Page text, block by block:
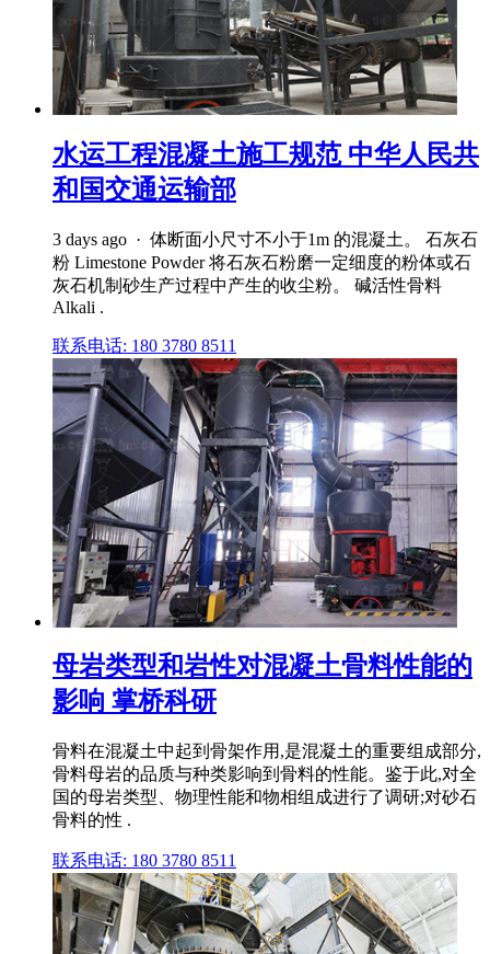
水运工程混凝土施工规范 中华人民共
和国交通运输部
3 days ago · 体断面小尺寸不小于1m 的混凝土。 石灰石
粉 Limestone Powder 将石灰石粉磨一定细度的粉体或石
灰石机制砂生产过程中产生的收尘粉。 碱活性骨料
Alkali .
联系电话: 180 3780 8511
母岩类型和岩性对混凝土骨料性能的
影响 掌桥科研
骨料在混凝土中起到骨架作用,是混凝土的重要组成部分,
骨料母岩的品质与种类影响到骨料的性能。鉴于此,对全
国的母岩类型、物理性能和物相组成进行了调研;对砂石
骨料的性 .
联系电话: 180 3780 8511